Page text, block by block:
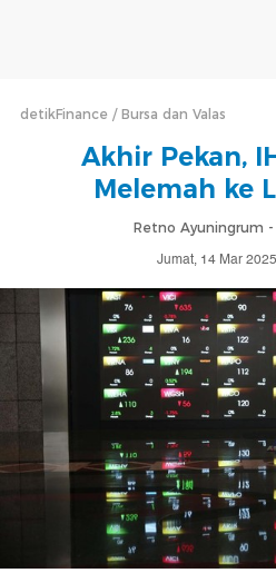
detikFinance Bursa dan Valas
Akhir Pekan,
Melemah ke
Retno Ayuningrum -
Jumat, 14 Mar